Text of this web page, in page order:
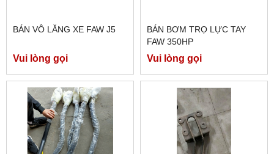
BÁN VÔ LĂNG XE FAW J5
Vui lòng gọi
BÁN BƠM TRỌ LỰC TAY
FAW 350HP
Vui lòng gọi